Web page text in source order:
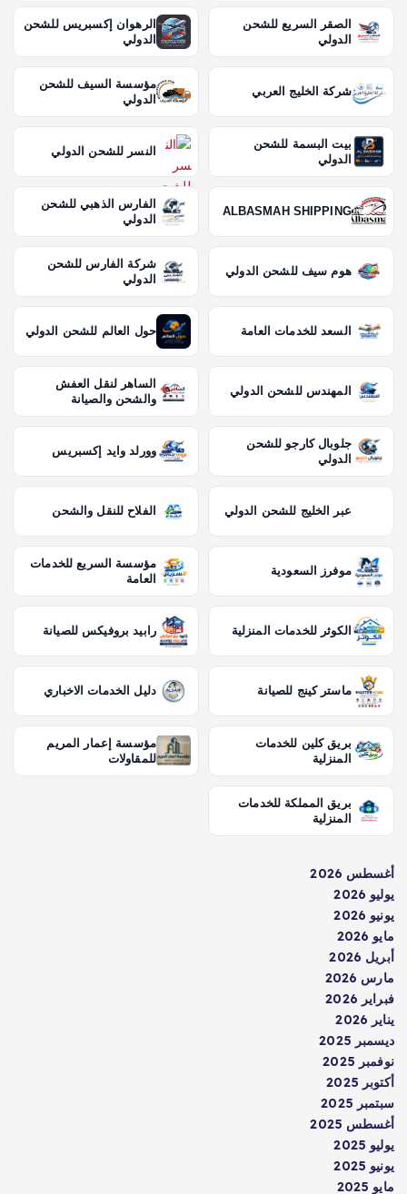
الصقر السريع للشحن
الدولي
الرهوان إكسبريس للشحن
الدولي
شركة الخليج العربي
مؤسسة السيف للشحن
الدولي
بيت البسمة للشحن
الدولي
النسر للشحن الدولي
ALBASMAH SHIPPING
الفارس الذهبي للشحن
الدولي
هوم سيف للشحن الدولي
شركة الفارس للشحن
الدولي
السعد للخدمات العامة حول العالم للشحن الدولي
المهندس للشحن الدولي
الساهر لنقل العفش
والشحن والصيانة
جلوبال كارجو للشحن
الدولي
وورلد وايد إكسبريس
عبر الخليج للشحن الدولي الفلاح للنقل والشحن
موفرز السعودية
مؤسسة السريع للخدمات
العامة
الكوثر للخدمات المنزلية رابيد بروفيكس للصيانة
ماستر كينج للصيانة دليل الخدمات الاخباري
بريق كلين للخدمات
المنزلية
مؤسسة إعمار المريم
للمقاولات
بريق المملكة للخدمات
المنزلية
أغسطس 2026
يوليو 2026
يونيو 2026
مايو 2026
أبريل 2026
مارس 2026
فبراير 2026
يناير 2026
ديسمبر 2025
نوفمبر 2025
أكتوبر 2025
سبتمبر 2025
أغسطس 2025
يوليو 2025
يونيو 2025
مايو 2025